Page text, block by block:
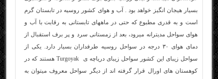
بسیار هیجان انگیز خواهد بود . آب و هوای کشور روسیه در تابستان گرم
است و به قدری مطبوع که حتی در ماههای تابستانی به رقابت با آب و
هوای سواحل مدیترانه میرود، بعد از زمستانی سرد و پر برف استقبال از
دمای هوای ۳۰ درجه در سواحل روسیه طرفداران بسیار دارد. یکی از
سواحل زیبای این کشور سواحل زیبای دریاچه ی Turgoyak هستند که در
کوهستان های اورال قرار گرفته اند از دیگر سواحل معروف میتوان به